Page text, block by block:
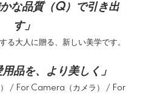
な品質（Q）で引き出
す」
大人に贈る、新しい美学です。
用品を、より美しく」
/ For Camera（カメラ） / For